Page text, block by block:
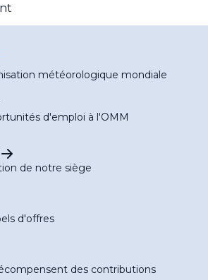
météorologique mondiale
d'emploi à l'OMM
de notre siège
d'offres
des contributions